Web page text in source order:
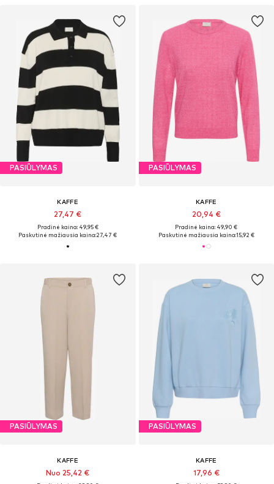
PASIŪLYMAS
KAFFE
27,47 €
Pradinė kaina: 49,95 €
Paskutinė mažiausia kaina:27,47 €
PASIŪLYMAS
KAFFE
20,94 €
Pradinė kaina: 49,90 €
Paskutinė mažiausia kaina:15,92 €
PASIŪLYMAS
KAFFE
Nuo 25,42 €
PASIŪLYMAS
KAFFE
17,96 €